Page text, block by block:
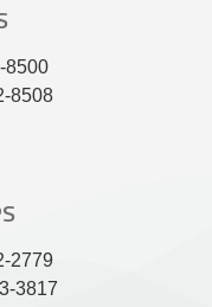
8500
8508
2779
3817